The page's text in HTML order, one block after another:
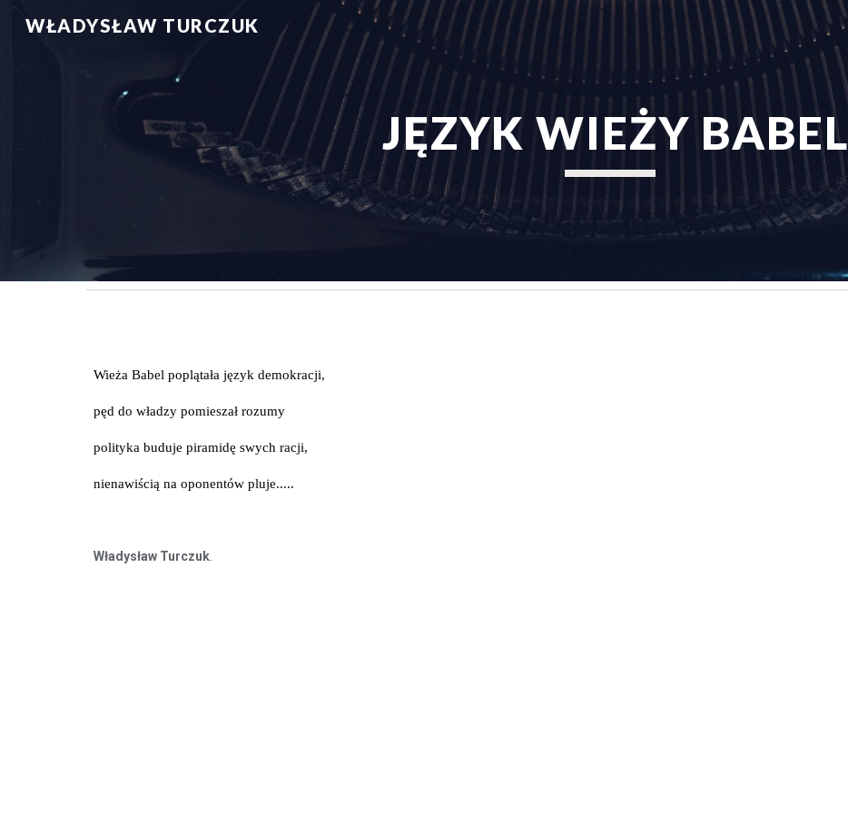
Skip to main content Skip to navigation
WŁADYSŁAW TURCZUK
JĘZYK WIEŻY BABEL
Wieża Babel poplątała język demokracji,
pęd do władzy pomieszał rozumy
polityka buduje piramidę swych racji,
nienawiścią na oponentów pluje.....
Władysław Turczuk.